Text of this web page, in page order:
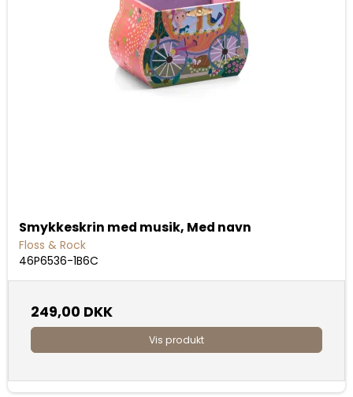
Smykkeskrin med musik, Med navn
Floss & Rock
46P6536-1B6C
249,00 DKK
Vis produkt